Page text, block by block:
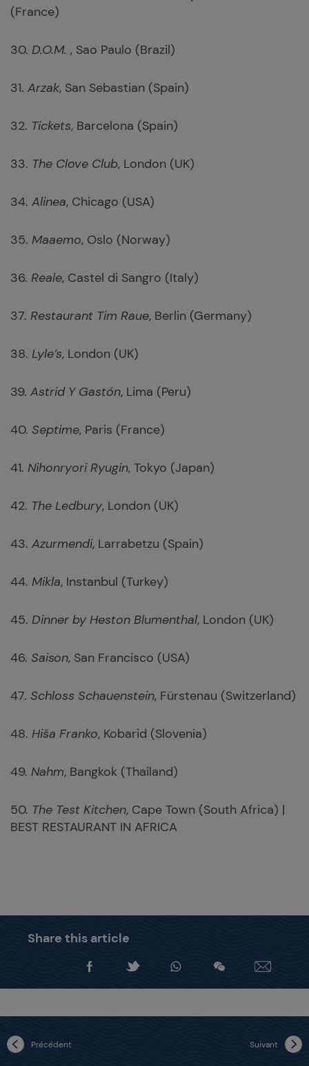
(France)
30. D.O.M. , Sao Paulo (Brazil)
31. Arzak, San Sebastian (Spain)
32. Tickets, Barcelona (Spain)
33. The Clove Club, London (UK)
34. Alinea, Chicago (USA)
35. Maaemo, Oslo (Norway)
36. Reale, Castel di Sangro (Italy)
37. Restaurant Tim Raue, Berlin (Germany)
38. Lyle’s, London (UK)
39. Astrid Y Gastón, Lima (Peru)
40. Septime, Paris (France)
41. Nihonryori Ryugin, Tokyo (Japan)
42. The Ledbury, London (UK)
43. Azurmendi, Larrabetzu (Spain)
44. Mikla, Instanbul (Turkey)
45. Dinner by Heston Blumenthal, London (UK)
46. Saison, San Francisco (USA)
47. Schloss Schauenstein, Fürstenau (Switzerland)
48. Hiša Franko, Kobarid (Slovenia)
49. Nahm, Bangkok (Thailand)
50. The Test Kitchen, Cape Town (South Africa) |
BEST RESTAURANT IN AFRICA
Share this article
Précédent Suivant